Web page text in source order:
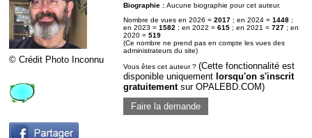
© Crédit Photo Inconnu
Biographie : Aucune biographie pour cet auteur.
Nombre de vues en 2026 = 2017 ; en 2024 = 1448 ;
en 2023 = 1582 ; en 2022 = 615 ; en 2021 = 727 ; en
2020 = 519
(Ce nombre ne prend pas en compte les vues des
administrateurs du site)
Vous êtes cet auteur ? (Cette fonctionnalité est
disponible uniquement lorsqu'on s'inscrit
gratuitementsur OPALEBD.COM)
Faire la demande